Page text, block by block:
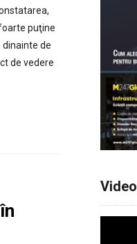
puţine
de
de vedere
Video